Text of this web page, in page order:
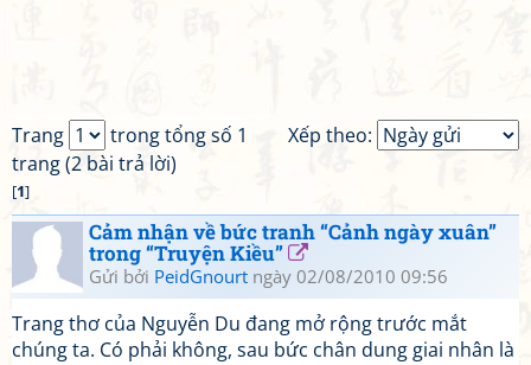
Xếp theo:
Trang
trong tổng số 1
trang (2 bài trả lời)
[1]
Cảm nhận về bức tranh “Cảnh ngày xuân”
trong “Truyện Kiều”
Gửi bởi PeidGnourt ngày 02/08/2010 09:56
Trang thơ của Nguyễn Du đang mở rộng trước mắt
chúng ta. Có phải không, sau bức chân dung giai nhân là